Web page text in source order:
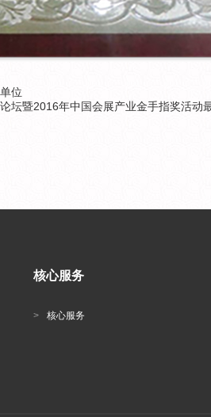
位
坛暨2016年中国会展产业金手指奖活动
核心服务
> 核心服务